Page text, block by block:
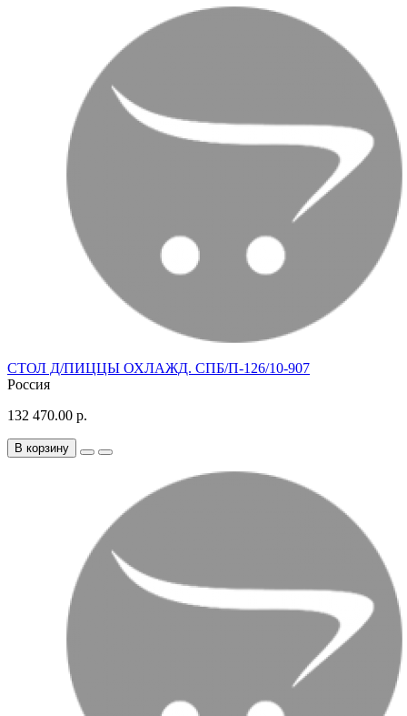
СТОЛ Д/ПИЦЦЫ ОХЛАЖД. СПБ/П-126/10-907
Россия
132 470.00 р.
В корзину